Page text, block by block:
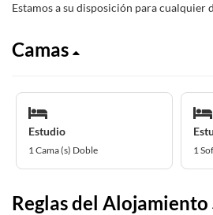
Estamos a su disposición para cualquier
Camas
Estudio
1 Cama (s) Doble 1
Reglas del Alojamiento